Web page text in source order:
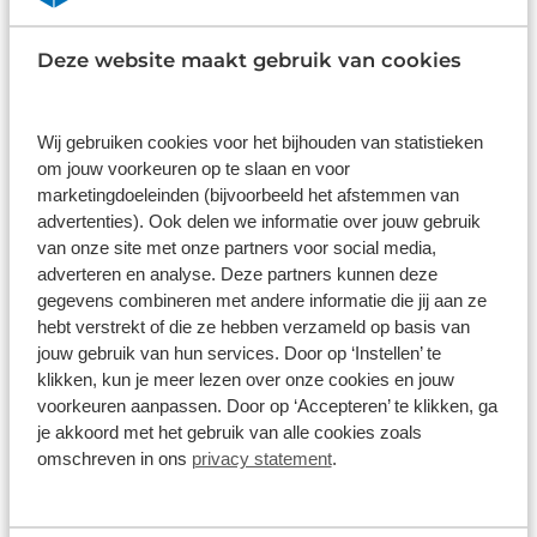
Deze website maakt gebruik van cookies
Wij gebruiken cookies voor het bijhouden van statistieken
om jouw voorkeuren op te slaan en voor
marketingdoeleinden (bijvoorbeeld het afstemmen van
advertenties). Ook delen we informatie over jouw gebruik
van onze site met onze partners voor social media,
adverteren en analyse. Deze partners kunnen deze
gegevens combineren met andere informatie die jij aan ze
hebt verstrekt of die ze hebben verzameld op basis van
jouw gebruik van hun services. Door op ‘Instellen’ te
klikken, kun je meer lezen over onze cookies en jouw
voorkeuren aanpassen. Door op ‘Accepteren’ te klikken, ga
je akkoord met het gebruik van alle cookies zoals
omschreven in ons privacy statement.
Wat klanten over ons zeggen
5 1168 reviews
4 290 reviews
3 61 reviews
41 reviews
1 26 reviews
Bekijk alle reviews